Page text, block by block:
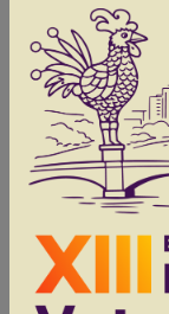
acute
white-
Melo E.T. Lima
Fonseca S.M.C.
Evêncio-Neto J.